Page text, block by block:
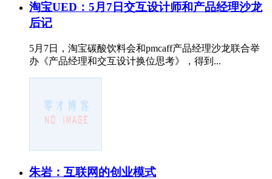
淘宝UED：5月7日交互设计师和产品经理沙龙
后记
5月7日，淘宝碳酸饮料会和pmcaff产品经理沙龙联合举
办《产品经理和交互设计换位思考》，得到...
朱岩：互联网的创业模式